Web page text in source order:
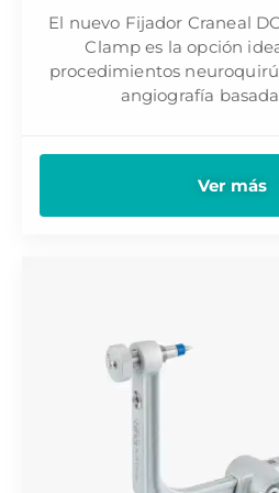
El nuevo Fijador Craneal
Clamp es la opción
procedimientos
angiografía
Ver más